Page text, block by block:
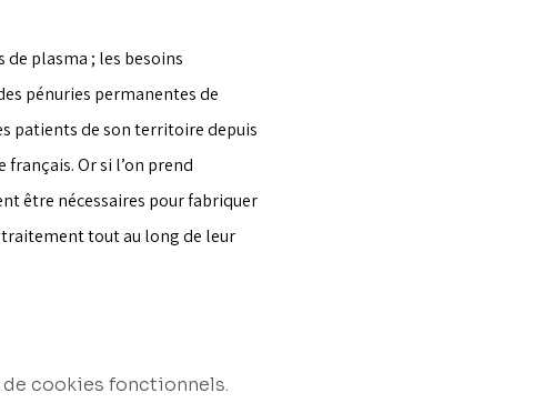
plasma ; les besoins
pénuries permanentes de
patients de son territoire depuis
Or si l’on prend
être nécessaires pour fabriquer
tout au long de leur
de cookies fonctionnels.